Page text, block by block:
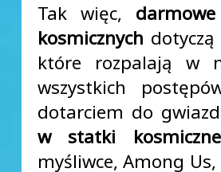
Tak więc,
kosmicznych
które rozpalają w
wszystkich
dotarciem do
w statki kosmiczne
myśliwce, Among